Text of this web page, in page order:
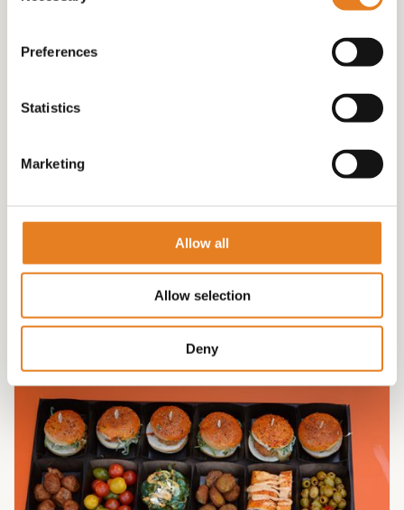
Preferences
Statistics
Marketing
Allow all
Allow selection
Deny
VEGA plateau √ vegaburgers √ hapjes
€ 58.00